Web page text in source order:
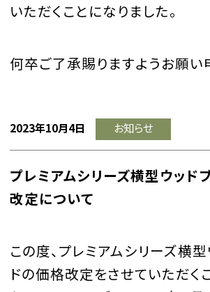
いただくことになりました。
何卒ご了承賜りますようお願い
2023年10月4日 お知らせ
プレミアムシリーズ横型ウッド
改定について
この度、プレミアムシリーズ横
ドの価格改定をさせていただく